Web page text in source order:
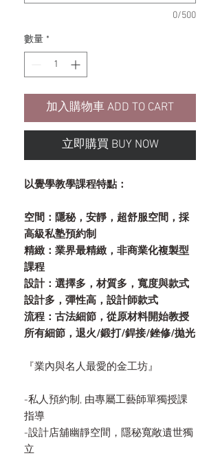
0/500
數量 *
加入購物車 ADD TO CART
立即購買 BUY NOW
以覺學教學課程特點：
空間：隱秘，安靜，超舒服空間，採
高級私塾預約制
精緻：業界最精緻，非商業化複製型
課程
設計：選擇多，材質多，寬度與款式
設計多，彈性高，設計師款式
流程：古法細節，從原材料開始教授
所有細節，退火/鍛打/銲接/銼修/拋光
『業內與名人最愛的金工坊』
-私人預約制, 由專屬工藝師單獨授課
指導
-設計店舖幽靜空間，隱秘寬敞遺世獨
立